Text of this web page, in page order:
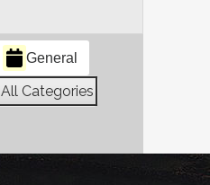
General
All Categories